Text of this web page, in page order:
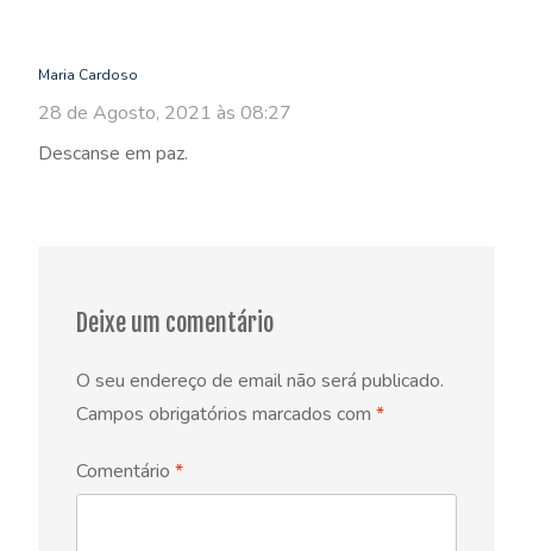
Maria Cardoso
28 de Agosto, 2021 às 08:27
Descanse em paz.
Deixe um comentário
O seu endereço de email não será publicado.
Campos obrigatórios marcados com *
Comentário *